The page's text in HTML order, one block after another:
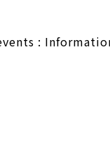
events :